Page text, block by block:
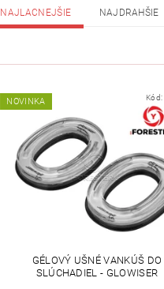
NAJLACNEJŠIE NAJDRAHŠIE
NOVINKA Kód:
GÉLOVÝ UŠNÉ VANKÚŠ DO
SLÚCHADIEL - GLOWISER